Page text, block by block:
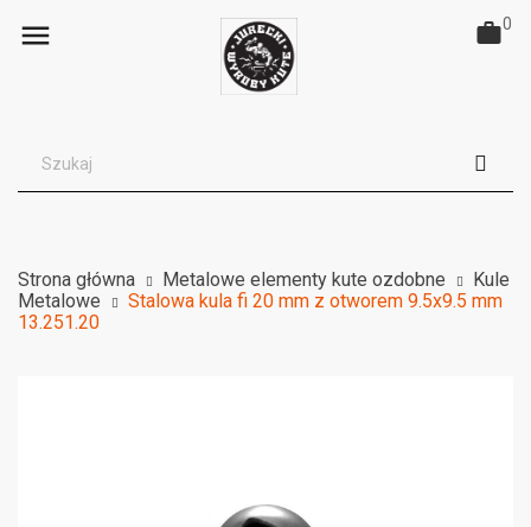
 0
Strona główna Metalowe elementy kute ozdobne
Kule
Metalowe
Stalowa kula fi 20 mm z otworem 9.5x9.5 mm
13.251.20